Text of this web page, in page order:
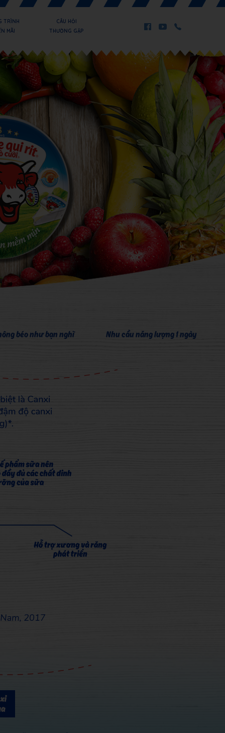
TRÌNH
MÃI
CÂU HỎI
THƯỜNG GẶP
béo như bạn nghĩ Nhu cầu năng lượng 1 ngày